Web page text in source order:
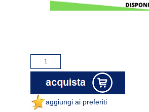
aggiungi ai preferiti